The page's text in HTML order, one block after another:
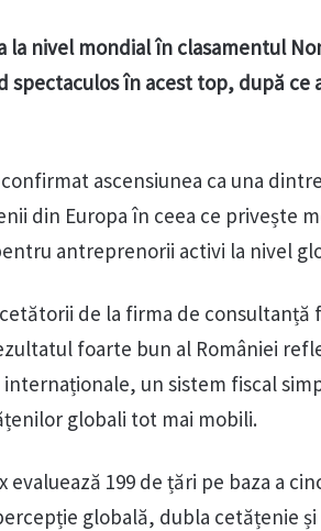
la nivel mondial în clasamentul
spectaculos în acest top, după ce
ascensiunea ca una
din Europa în ceea ce privește
antreprenorii activi la nivel
de la firma de consultanță
foarte bun al României
un sistem fiscal
globali tot mai mobili.
evaluează 199 de țări pe baza a
globală, dubla cetățenie